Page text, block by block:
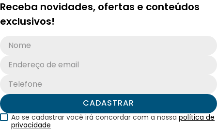
Receba novidades, ofertas e conteúdos
exclusivos!
CADASTRAR
Ao se cadastrar você irá concordar com a nossapolítica de
privacidade